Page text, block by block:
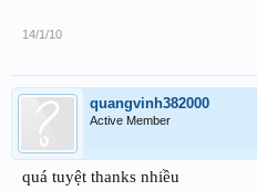
14/1/10
quangvinh382000
Active Member
quá tuyệt thanks nhiều